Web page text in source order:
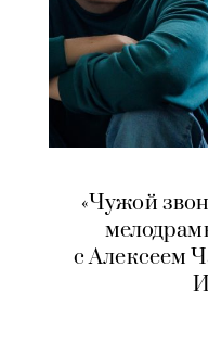
«Чужой
с Алексеем